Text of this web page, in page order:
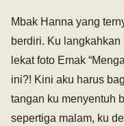
Mbak Hanna yang
berdiri. Ku
lekat foto Emak
ini?! Kini aku harus
tangan ku menyentuh
sepertiga malam, ku